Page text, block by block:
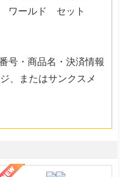
ワールド セット
号・商品名・決済情報
、またはサンクスメ